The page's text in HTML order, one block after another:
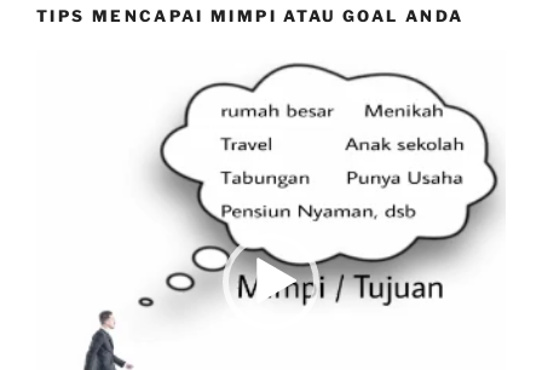
TIPS MENCAPAI MIMPI ATAU GOAL ANDA